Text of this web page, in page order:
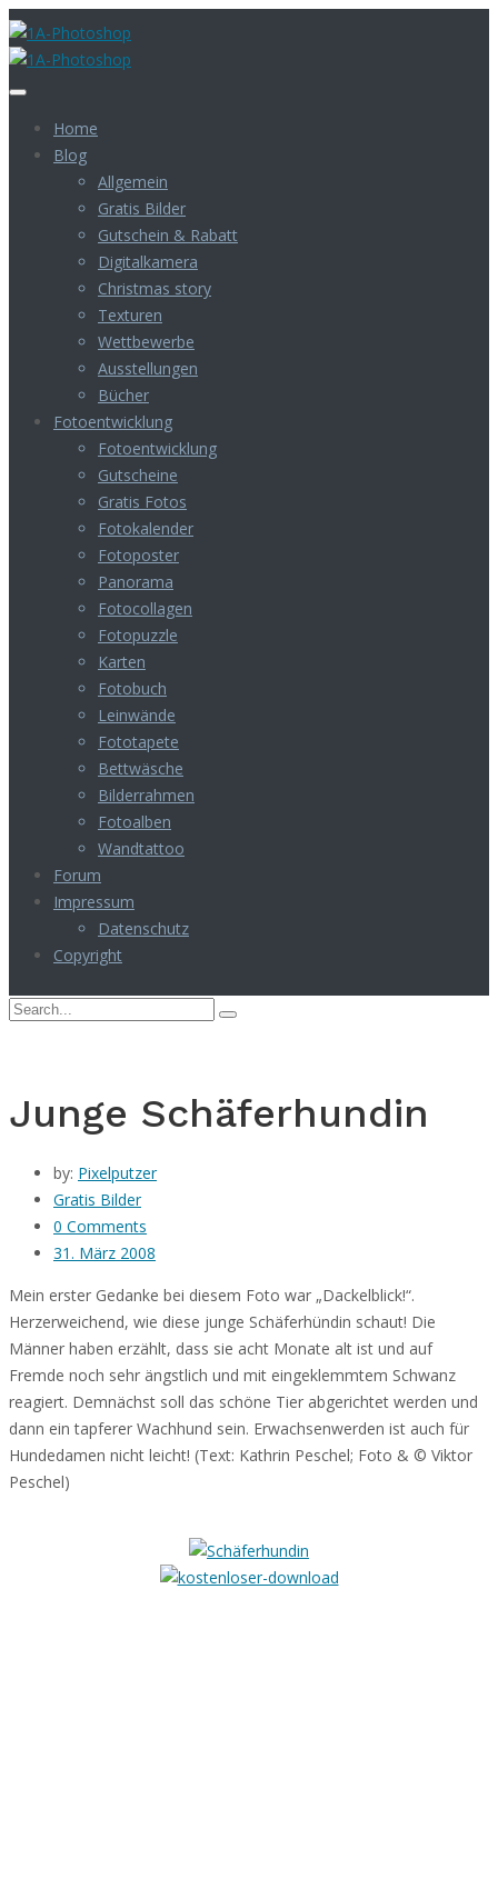
Home
Blog
Allgemein
Gratis Bilder
Gutschein & Rabatt
Digitalkamera
Christmas story
Texturen
Wettbewerbe
Ausstellungen
Bücher
Fotoentwicklung
Fotoentwicklung
Gutscheine
Gratis Fotos
Fotokalender
Fotoposter
Panorama
Fotocollagen
Fotopuzzle
Karten
Fotobuch
Leinwände
Fototapete
Bettwäsche
Bilderrahmen
Fotoalben
Wandtattoo
Forum
Impressum
Datenschutz
Copyright
Junge Schäferhundin
by: Pixelputzer
Gratis Bilder
0 Comments
31. März 2008
Mein erster Gedanke bei diesem Foto war „Dackelblick!“.
Herzerweichend, wie diese junge Schäferhündin schaut! Die
Männer haben erzählt, dass sie acht Monate alt ist und auf
Fremde noch sehr ängstlich und mit eingeklemmtem Schwanz
reagiert. Demnächst soll das schöne Tier abgerichtet werden und
dann ein tapferer Wachhund sein. Erwachsenwerden ist auch für
Hundedamen nicht leicht! (Text: Kathrin Peschel; Foto & © Viktor
Peschel)